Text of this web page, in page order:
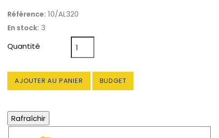
Référence: 10/AL320
En stock: 3
Quantité
AJOUTER AU PANIER BUDGET